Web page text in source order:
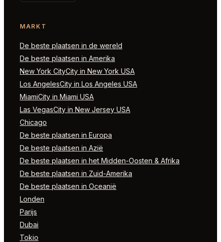
MARKT
De beste plaatsen in de wereld
De beste plaatsen in Amerika
New York CityCity in New York USA
Los AngelesCity in Los Angeles USA
MiamiCity in Miami USA
Las VegasCity in New Jersey USA
Chicago
De beste plaatsen in Europa
De beste plaatsen in Azië
De beste plaatsen in het Midden-Oosten & Afrika
De beste plaatsen in Zuid-Amerika
De beste plaatsen in Oceanië
Londen
Parijs
Dubai
Tokio